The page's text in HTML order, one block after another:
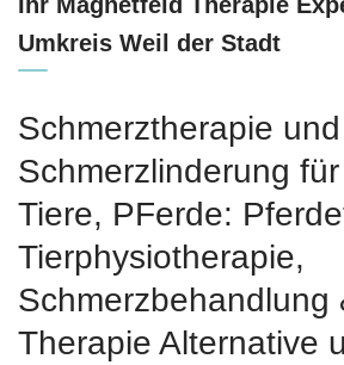
Umkreis Weil der Stadt
Schmerztherapie und
Schmerzlinderung
Tiere, PFerde:
Tierphysiotherapie,
Schmerzbehandlung
Therapie Alternative